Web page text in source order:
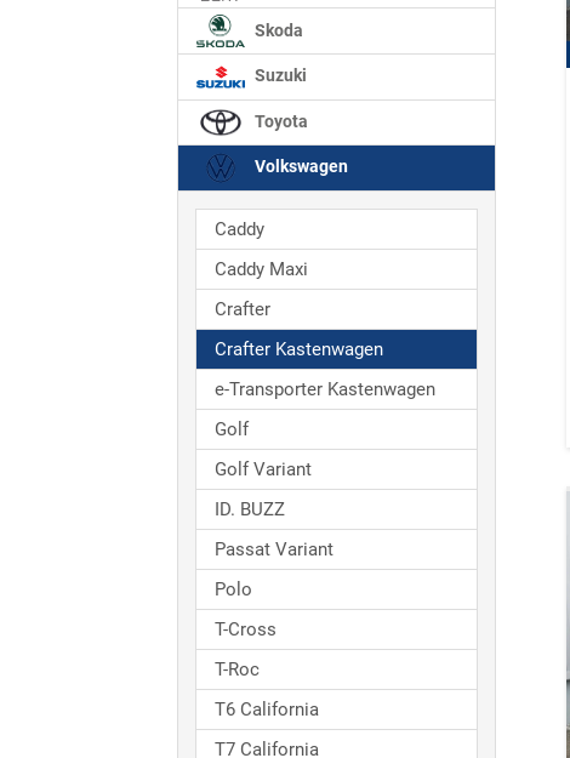
Skoda
Suzuki
Toyota
Volkswagen
Caddy
Caddy Maxi
Crafter
Crafter Kastenwagen
e-Transporter Kastenwagen
Golf
Golf Variant
ID. BUZZ
Passat Variant
Polo
T-Cross
T-Roc
T6 California
T7 California